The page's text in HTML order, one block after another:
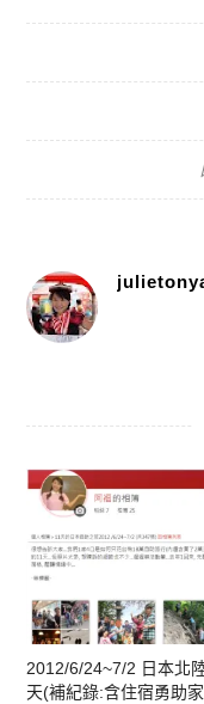
2012/6/24~7/2 日本北
天(補紀錄:含住宿勇助